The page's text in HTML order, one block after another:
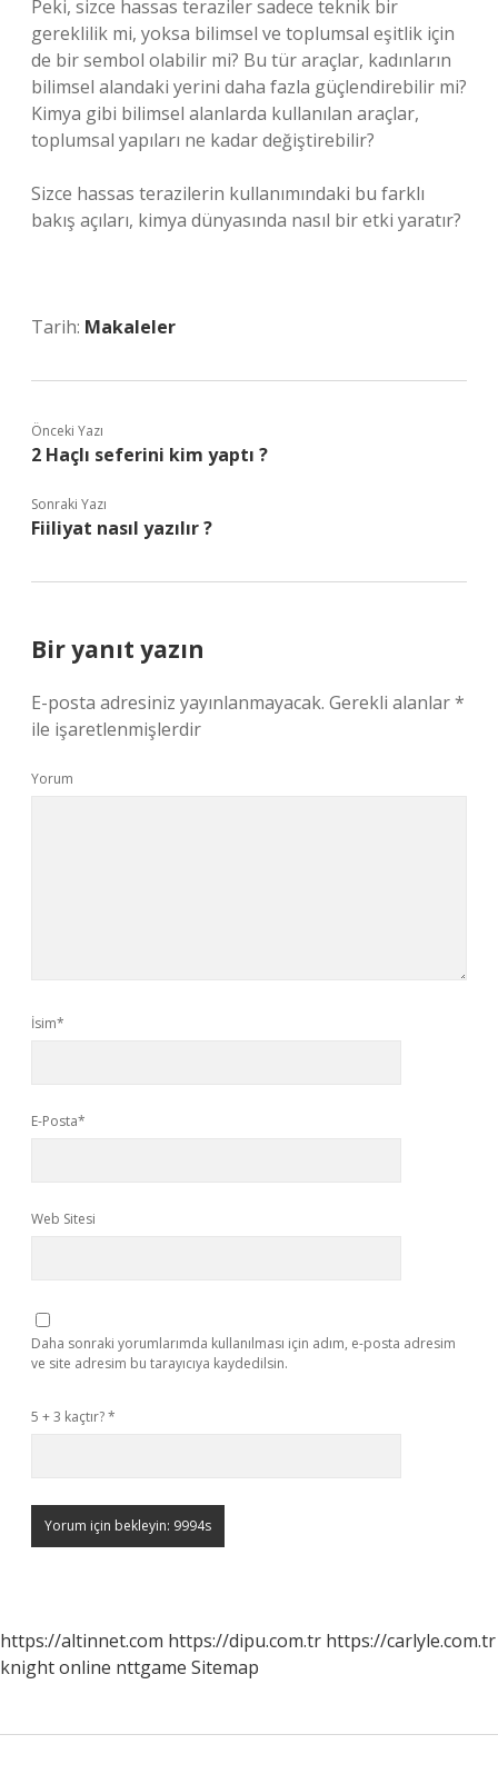
Peki, sizce hassas teraziler sadece teknik bir
gereklilik mi, yoksa bilimsel ve toplumsal eşitlik için
de bir sembol olabilir mi? Bu tür araçlar, kadınların
bilimsel alandaki yerini daha fazla güçlendirebilir mi?
Kimya gibi bilimsel alanlarda kullanılan araçlar,
toplumsal yapıları ne kadar değiştirebilir?
Sizce hassas terazilerin kullanımındaki bu farklı
bakış açıları, kimya dünyasında nasıl bir etki yaratır?
Tarih: Makaleler
Önceki Yazı
2 Haçlı seferini kim yaptı ?
Sonraki Yazı
Fiiliyat nasıl yazılır ?
Bir yanıt yazın
E-posta adresiniz yayınlanmayacak. Gerekli alanlar*
ile işaretlenmişlerdir
Yorum
İsim*
E-Posta*
Web Sitesi
Daha sonraki yorumlarımda kullanılması için adım, e-posta adresim
ve site adresim bu tarayıcıya kaydedilsin.
5 + 3 kaçtır?*
https://altinnet.com https://dipu.com.tr https://carlyle.com.tr
knight online nttgame Sitemap